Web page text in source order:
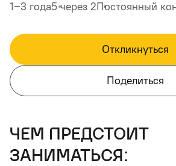
1‒3 года5 через 2Постоянный
Откликнуться
Поделиться
чем предстоит
заниматься: